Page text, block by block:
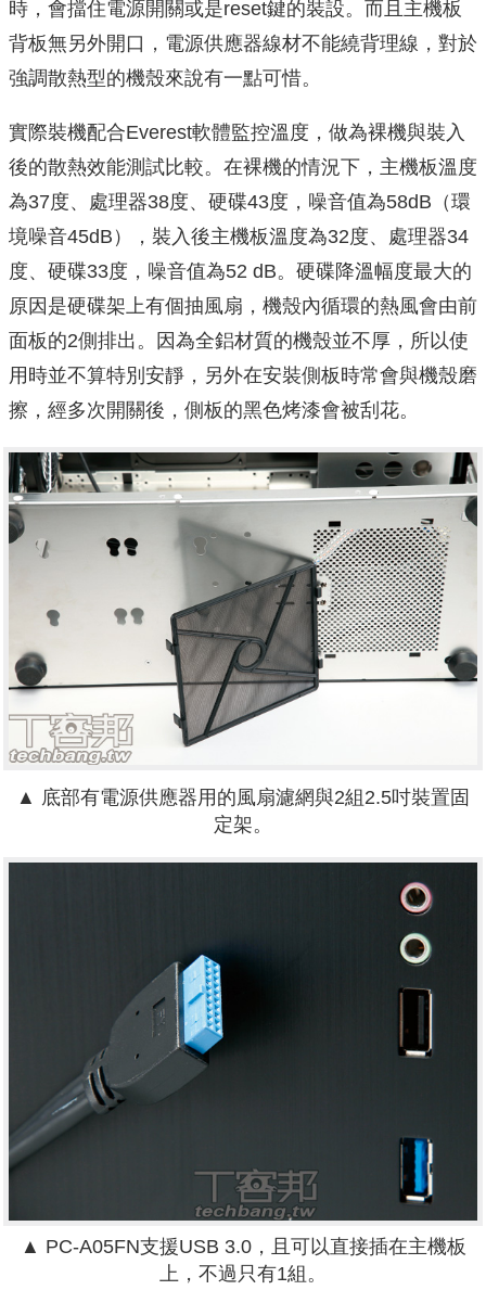
時，會擋住電源開關或是reset鍵的裝設。而且主機板
背板無另外開口，電源供應器線材不能繞背理線，對於
強調散熱型的機殼來說有一點可惜。
實際裝機配合Everest軟體監控溫度，做為裸機與裝入
後的散熱效能測試比較。在裸機的情況下，主機板溫度
為37度、處理器38度、硬碟43度，噪音值為58dB（環
境噪音45dB），裝入後主機板溫度為32度、處理器34
度、硬碟33度，噪音值為52 dB。硬碟降溫幅度最大的
原因是硬碟架上有個抽風扇，機殼內循環的熱風會由前
面板的2側排出。因為全鋁材質的機殼並不厚，所以使
用時並不算特別安靜，另外在安裝側板時常會與機殼磨
擦，經多次開關後，側板的黑色烤漆會被刮花。
▲ 底部有電源供應器用的風扇濾網與2組2.5吋裝置固
定架。
▲ PC-A05FN支援USB 3.0，且可以直接插在主機板
上，不過只有1組。